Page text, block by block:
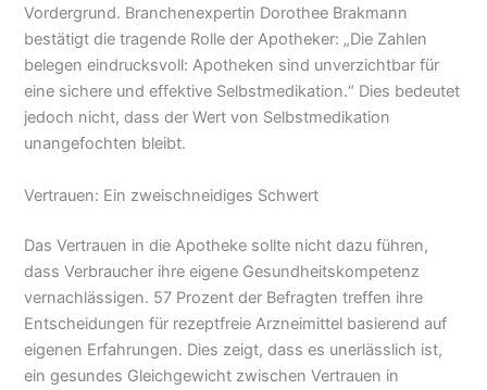
Vordergrund. Branchenexpertin Dorothee Brakmann
bestätigt die tragende Rolle der Apotheker: „Die Zahlen
belegen eindrucksvoll: Apotheken sind unverzichtbar für
eine sichere und effektive Selbstmedikation.“ Dies bedeutet
jedoch nicht, dass der Wert von Selbstmedikation
unangefochten bleibt.
Vertrauen: Ein zweischneidiges Schwert
Das Vertrauen in die Apotheke sollte nicht dazu führen,
dass Verbraucher ihre eigene Gesundheitskompetenz
vernachlässigen. 57 Prozent der Befragten treffen ihre
Entscheidungen für rezeptfreie Arzneimittel basierend auf
eigenen Erfahrungen. Dies zeigt, dass es unerlässlich ist,
ein gesundes Gleichgewicht zwischen Vertrauen in